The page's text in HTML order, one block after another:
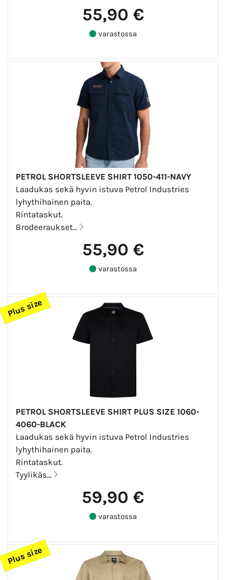
55,90 €
varastossa
PETROL SHORTSLEEVE SHIRT 1050-411-NAVY
Laadukas sekä hyvin istuva Petrol Industries
lyhythihainen paita.
Rintataskut.
Brodeeraukset...
55,90 €
varastossa
Plus size
PETROL SHORTSLEEVE SHIRT PLUS SIZE 1060-
4060-BLACK
Laadukas sekä hyvin istuva Petrol Industries
lyhythihainen paita.
Rintataskut.
Tyylikäs...
59,90 €
varastossa
Plus size